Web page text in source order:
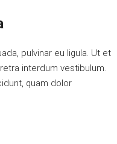
pulvinar eu ligula. Ut et
interdum vestibulum.
quam dolor